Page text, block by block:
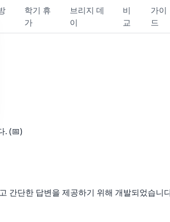
학기 휴
가
브리지 데
이
비
교
가이
드
. (📅)
간단한 답변을 제공하기 위해 개발되었습니